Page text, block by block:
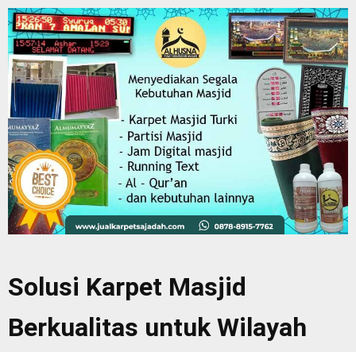
Solusi Karpet Masjid
Berkualitas untuk Wilayah